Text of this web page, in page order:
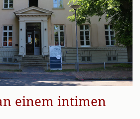
einem intimen